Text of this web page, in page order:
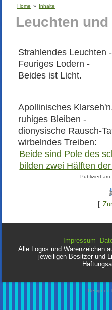
Home » Inhalte
Leuchten
Strahlendes Leuchten -
Feuriges Lodern -
Beides ist Licht.
Apollinisches
ruhiges Bleiben -
dionysische Rausch-
wirbelndes Treiben:
Beide sind Pole des
bilden zwei Hälften
Publiziert
[
Impressum
Alle Logos und Warenzeichen
jeweiligen Besitzer und
Designed